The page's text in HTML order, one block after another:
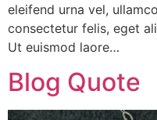
eleifend urna vel,
consectetur felis, eget
Ut euismod laore…
Blog Quote